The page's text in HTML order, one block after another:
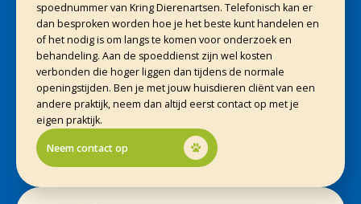
spoednummer van Kring Dierenartsen. Telefonisch kan er
dan besproken worden hoe je het beste kunt handelen en
of het nodig is om langs te komen voor onderzoek en
behandeling. Aan de spoeddienst zijn wel kosten
verbonden die hoger liggen dan tijdens de normale
openingstijden. Ben je met jouw huisdieren cliënt van een
andere praktijk, neem dan altijd eerst contact op met je
eigen praktijk.
Neem contact op